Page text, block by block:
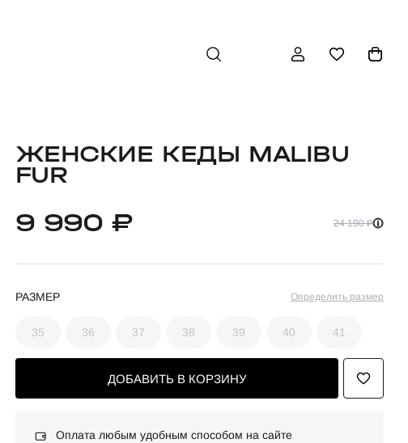
ЖЕНСКИЕ КЕДЫ MALIBU
FUR
9 990 ₽ 24 190 ₽
РАЗМЕР Определить размер
35 36 37 38 39 40 41
ДОБАВИТЬ В КОРЗИНУ
Оплата любым удобным способом на сайте